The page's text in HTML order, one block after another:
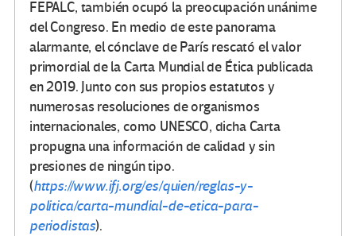
FEPALC, también ocupó la preocupación unánime
del Congreso. En medio de este panorama
alarmante, el cónclave de París rescató el valor
primordial de la Carta Mundial de Ética publicada
en 2019. Junto con sus propios estatutos y
numerosas resoluciones de organismos
internacionales, como UNESCO, dicha Carta
propugna una información de calidad y sin
presiones de ningún tipo.
(https://www.ifj.org/es/quien/reglas-y-
politica/carta-mundial-de-etica-para-
periodistas).